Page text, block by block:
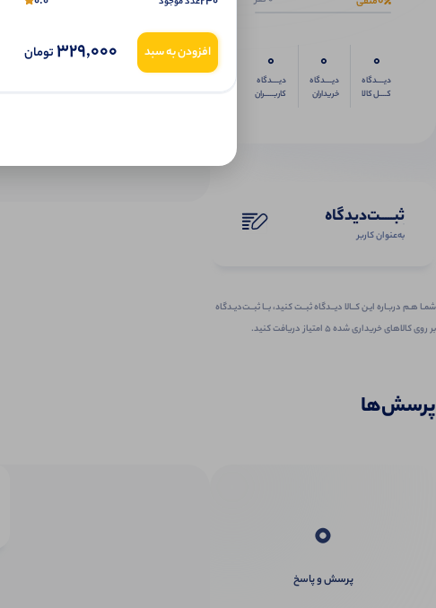
0
دیــــدگاه
کــــل کالا
0
دیــــدگاه
خریداران
0
دیــــدگاه
کاربـــــران
ثبـــــت‌دیدگاه
به‌عنوان کاربر
شمـا هـم دربـاره ایـن کــالا دیــدگاه ثبــت کنید، بــا ثبــت‌دیـدگاه
بر روی کالاهای خریداری شده ۵ امتیاز دریافت کنید.
پرسش‌ها
0
پرسش و پاسخ
افزودن به سبد 329,000تومان